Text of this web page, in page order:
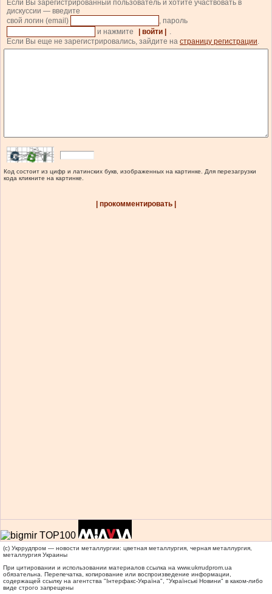
Если Вы зарегистрированный пользователь и хотите участвовать в
дискуссии — введите
свой логин (email)
, пароль
и нажмите
| войти |
.
Если Вы еще не зарегистрировались, зайдите на страницу регистрации.
Код состоит из цифр и латинских букв, изображенных на картинке. Для перезагрузки
кода кликните на картинке.
| прокомментировать |
(c) Укррудпром — новости металлургии: цветная металлургия, черная металлургия,
металлургия Украины
При цитировании и использовании материалов ссылка на www.ukrrudprom.ua
обязательна. Перепечатка, копирование или воспроизведение информации,
содержащей ссылку на агентства "Iнтерфакс-Україна", "Українськi Новини" в каком-либо
виде строго запрещены